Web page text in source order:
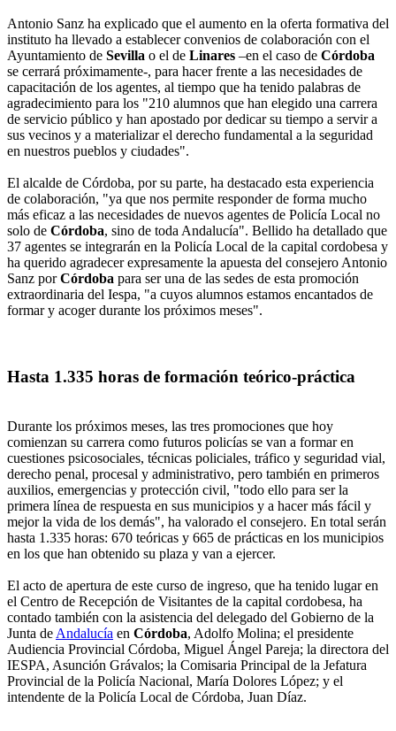
Antonio Sanz ha explicado que el aumento en la oferta formativa del
instituto ha llevado a establecer convenios de colaboración con el
Ayuntamiento de Sevilla o el de Linares –en el caso de Córdoba
se cerrará próximamente-, para hacer frente a las necesidades de
capacitación de los agentes, al tiempo que ha tenido palabras de
agradecimiento para los "210 alumnos que han elegido una carrera
de servicio público y han apostado por dedicar su tiempo a servir a
sus vecinos y a materializar el derecho fundamental a la seguridad
en nuestros pueblos y ciudades".
El alcalde de Córdoba, por su parte, ha destacado esta experiencia
de colaboración, "ya que nos permite responder de forma mucho
más eficaz a las necesidades de nuevos agentes de Policía Local no
solo de Córdoba, sino de toda Andalucía". Bellido ha detallado que
37 agentes se integrarán en la Policía Local de la capital cordobesa y
ha querido agradecer expresamente la apuesta del consejero Antonio
Sanz porCórdoba para ser una de las sedes de esta promoción
extraordinaria del Iespa, "a cuyos alumnos estamos encantados de
formar y acoger durante los próximos meses".
Hasta 1.335 horas de formación teórico-práctica
Durante los próximos meses, las tres promociones que hoy
comienzan su carrera como futuros policías se van a formar en
cuestiones psicosociales, técnicas policiales, tráfico y seguridad vial,
derecho penal, procesal y administrativo, pero también en primeros
auxilios, emergencias y protección civil, "todo ello para ser la
primera línea de respuesta en sus municipios y a hacer más fácil y
mejor la vida de los demás", ha valorado el consejero. En total serán
hasta 1.335 horas: 670 teóricas y 665 de prácticas en los municipios
en los que han obtenido su plaza y van a ejercer.
El acto de apertura de este curso de ingreso, que ha tenido lugar en
el Centro de Recepción de Visitantes de la capital cordobesa, ha
contado también con la asistencia del delegado del Gobierno de la
Junta de Andalucía en Córdoba, Adolfo Molina; el presidente
Audiencia Provincial Córdoba, Miguel Ángel Pareja; la directora del
IESPA, Asunción Grávalos; la Comisaria Principal de la Jefatura
Provincial de la Policía Nacional, María Dolores López; y el
intendente de la Policía Local de Córdoba, Juan Díaz.